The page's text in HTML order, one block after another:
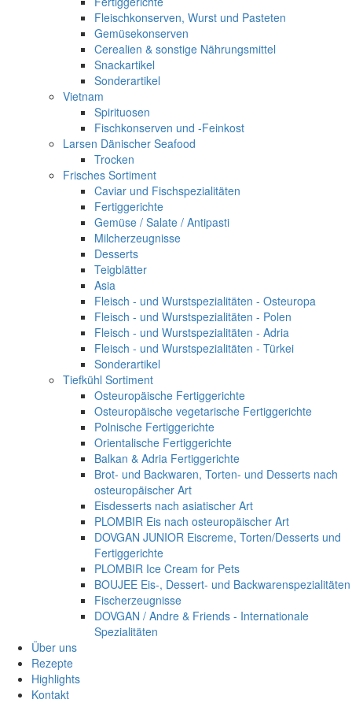
Fleischkonserven, Wurst und Pasteten
Gemüsekonserven
Cerealien & sonstige Nährungsmittel
Snackartikel
Sonderartikel
Vietnam
Spirituosen
Fischkonserven und -Feinkost
Larsen Dänischer Seafood
Trocken
Frisches Sortiment
Caviar und Fischspezialitäten
Fertiggerichte
Gemüse / Salate / Antipasti
Milcherzeugnisse
Desserts
Teigblätter
Asia
Fleisch - und Wurstspezialitäten - Osteuropa
Fleisch - und Wurstspezialitäten - Polen
Fleisch - und Wurstspezialitäten - Adria
Fleisch - und Wurstspezialitäten - Türkei
Sonderartikel
Tiefkühl Sortiment
Osteuropäische Fertiggerichte
Osteuropäische vegetarische Fertiggerichte
Polnische Fertiggerichte
Orientalische Fertiggerichte
Balkan & Adria Fertiggerichte
Brot- und Backwaren, Torten- und Desserts nach
osteuropäischer Art
Eisdesserts nach asiatischer Art
PLOMBIR Eis nach osteuropäischer Art
DOVGAN JUNIOR Eiscreme, Torten/Desserts und
Fertiggerichte
PLOMBIR Ice Cream for Pets
BOUJEE Eis-, Dessert- und Backwarenspezialitäten
Fischerzeugnisse
DOVGAN / Andre & Friends - Internationale
Spezialitäten
Über uns
Rezepte
Highlights
Kontakt